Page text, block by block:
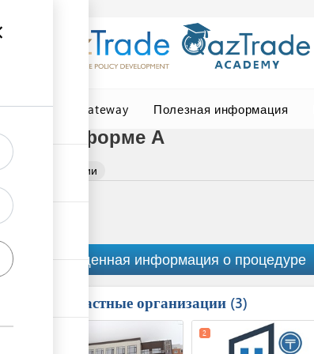
Central Asia Gateway Полезная информация
по форме А
о происхождении
Обобщенная информация о процедуре
Причастные организации 3
2